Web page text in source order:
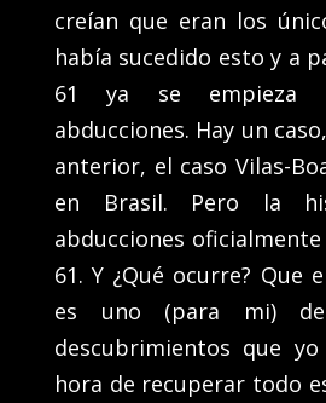
creían que eran los
había sucedido esto y a
61 ya se empieza
abducciones. Hay un
anterior, el caso Vilas-
en Brasil. Pero la
abducciones
61. Y ¿Qué ocurre? Que
es uno (para mi)
descubrimientos que
hora de recuperar todo